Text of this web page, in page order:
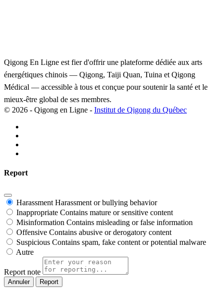
Qigong En Ligne est fier d'offrir une plateforme dédiée aux arts
énergétiques chinois — Qigong, Taiji Quan, Tuina et Qigong
Médical — accessible à tous et conçue pour soutenir la santé et le
mieux-être global de ses membres.
© 2026 - Qigong en Ligne - Institut de Qigong du Québec
Report
Harassment Harassment or bullying behavior
Inappropriate Contains mature or sensitive content
Misinformation Contains misleading or false information
Offensive Contains abusive or derogatory content
Suspicious Contains spam, fake content or potential malware
Autre
Report note
Report